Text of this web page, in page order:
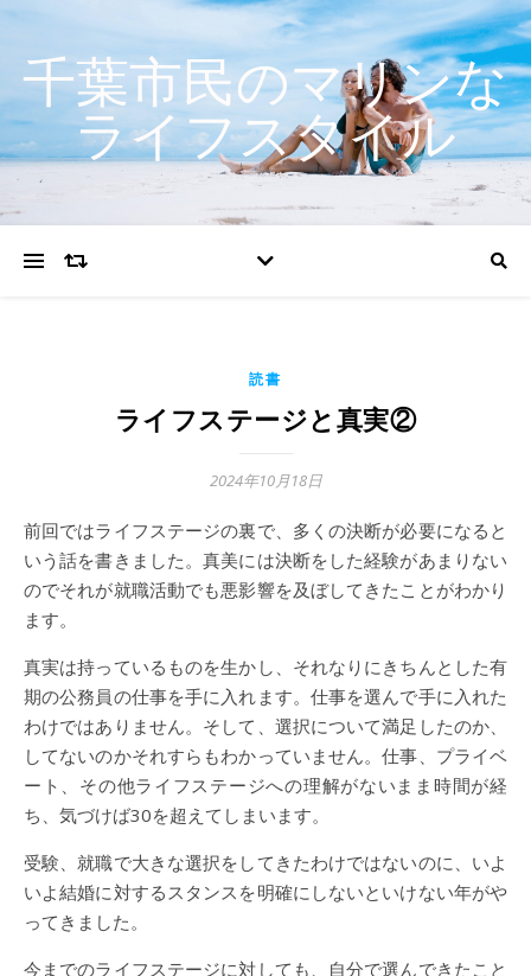
千葉市民のマリンな
ライフスタイル
読書
ライフステージと真実②
2024年10月18日
前回ではライフステージの裏で、多くの決断が必要になると
いう話を書きました。真美には決断をした経験があまりない
のでそれが就職活動でも悪影響を及ぼしてきたことがわかり
ます。
真実は持っているものを生かし、それなりにきちんとした有
期の公務員の仕事を手に入れます。仕事を選んで手に入れた
わけではありません。そして、選択について満足したのか、
してないのかそれすらもわかっていません。仕事、プライベ
ート、その他ライフステージへの理解がないまま時間が経
ち、気づけば30を超えてしまいます。
受験、就職で大きな選択をしてきたわけではないのに、いよ
いよ結婚に対するスタンスを明確にしないといけない年がや
ってきました。
今までのライフステージに対しても、自分で選んできたこと